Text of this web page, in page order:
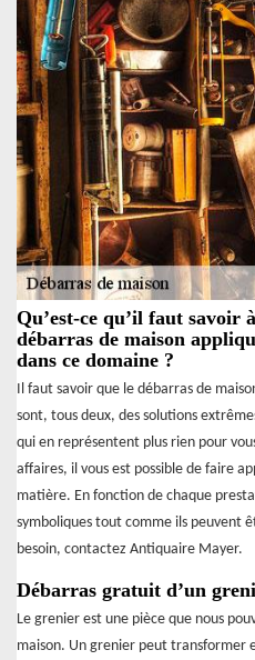
Qu’est-ce qu’il faut savoir
débarras de maison
dans ce domaine ?
Il faut savoir que le débarras de
sont, tous deux, des solutions
qui en représentent plus rien pour
affaires, il vous est possible de faire
matière. En fonction de chaque
symboliques tout comme ils peuvent
besoin, contactez Antiquaire Mayer.
Débarras gratuit d’un
Le grenier est une pièce que nous
maison. Un grenier peut transformer